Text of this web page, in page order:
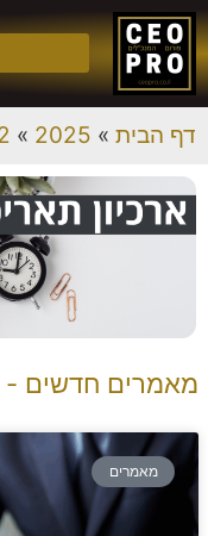
דף הבית »
2025
»
מאמרים חדשים - יום:
מאמרים